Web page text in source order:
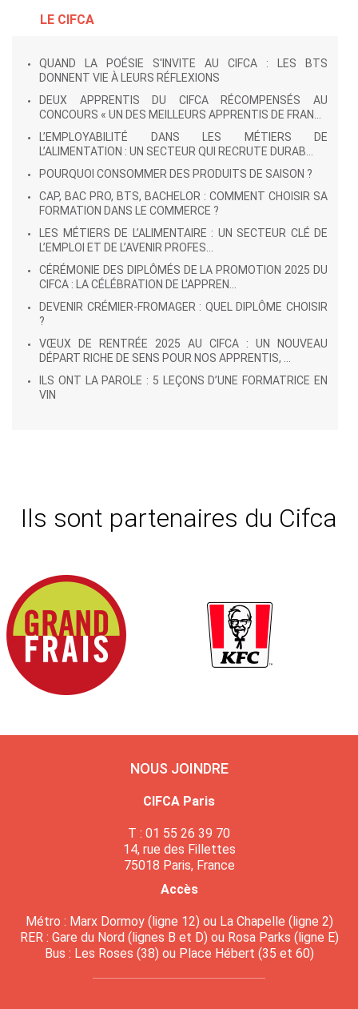
LE CIFCA
QUAND LA POÉSIE S'INVITE AU CIFCA : LES BTS
DONNENT VIE À LEURS RÉFLEXIONS
DEUX APPRENTIS DU CIFCA RÉCOMPENSÉS AU
CONCOURS « UN DES MEILLEURS APPRENTIS DE FRAN...
L’EMPLOYABILITÉ DANS LES MÉTIERS DE
L’ALIMENTATION : UN SECTEUR QUI RECRUTE DURAB...
POURQUOI CONSOMMER DES PRODUITS DE SAISON ?
CAP, BAC PRO, BTS, BACHELOR : COMMENT CHOISIR SA
FORMATION DANS LE COMMERCE ?
LES MÉTIERS DE L’ALIMENTAIRE : UN SECTEUR CLÉ DE
L’EMPLOI ET DE L’AVENIR PROFES...
CÉRÉMONIE DES DIPLÔMÉS DE LA PROMOTION 2025 DU
CIFCA : LA CÉLÉBRATION DE L'APPREN...
DEVENIR CRÉMIER-FROMAGER : QUEL DIPLÔME CHOISIR
?
VŒUX DE RENTRÉE 2025 AU CIFCA : UN NOUVEAU
DÉPART RICHE DE SENS POUR NOS APPRENTIS, ...
ILS ONT LA PAROLE : 5 LEÇONS D’UNE FORMATRICE EN
VIN
Ils sont partenaires du Cifca
NOUS JOINDRE
CIFCA Paris
T : 01 55 26 39 70
14, rue des Fillettes
75018 Paris, France
Accès
Métro : Marx Dormoy (ligne 12) ou La Chapelle (ligne 2)
RER : Gare du Nord (lignes B et D) ou Rosa Parks (ligne E)
Bus : Les Roses (38) ou Place Hébert (35 et 60)